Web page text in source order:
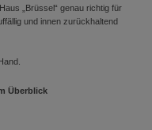
„Brüssel“ genau richtig für
und innen zurückhaltend
Überblick